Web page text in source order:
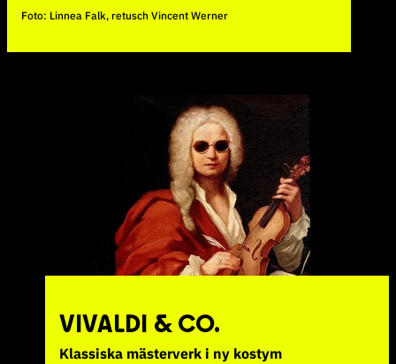
Foto: Linnea Falk, retusch Vincent Werner
VIVALDI & CO.
Klassiska mästerverk i ny kostym